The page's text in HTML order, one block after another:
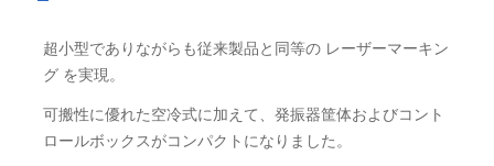
超小型でありながらも従来製品と同等の レーザーマーキン
グ を実現。
可搬性に優れた空冷式に加えて、発振器筐体およびコント
ロールボックスがコンパクトになりました。